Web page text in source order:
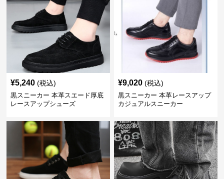
¥5,240 (税込)
黒スニーカー 本革スエード厚底
レースアップシューズ
¥9,020 (税込)
黒スニーカー 本革レースアップ
カジュアルスニーカー